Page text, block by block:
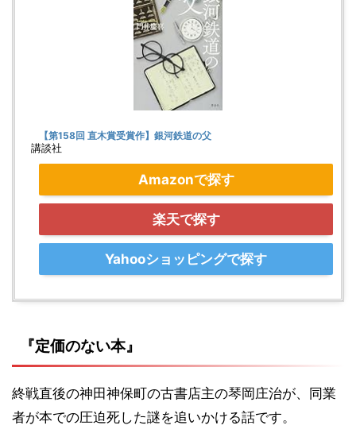
【第158回 直木賞受賞作】銀河鉄道の父
講談社
Amazonで探す
楽天で探す
Yahooショッピングで探す
『定価のない本』
終戦直後の神田神保町の古書店主の琴岡庄治が、同業
者が本での圧迫死した謎を追いかける話です。